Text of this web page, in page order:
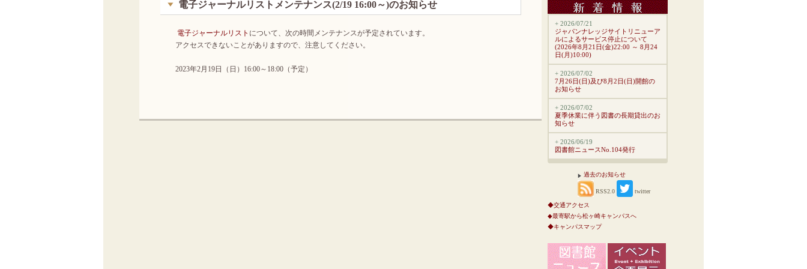
電子ジャーナルリストメンテナンス(2/19 16:00～)のお知らせ
電子ジャーナルリスト について、次の時間メンテナンスが予定されています。
アクセスできないことがありますので、注意してください。
2023年2月19日（日）16:00～18:00（予定）
+ 2026/07/21
ジャパンナレッジサイトリニューア
ルによるサービス停止について
(2026年8月21日(金)22:00 ～ 8月24
日(月)10:00)
+ 2026/07/02
7月26日(日)及び8月2日(日)開館の
お知らせ
+ 2026/07/02
夏季休業に伴う図書の長期貸出のお
知らせ
+ 2026/06/19
図書館ニュースNo.104発行
過去のお知らせ
RSS2.0 twitter
◆交通アクセス
◆最寄駅から松ヶ崎キャンパスへ
◆キャンパスマップ